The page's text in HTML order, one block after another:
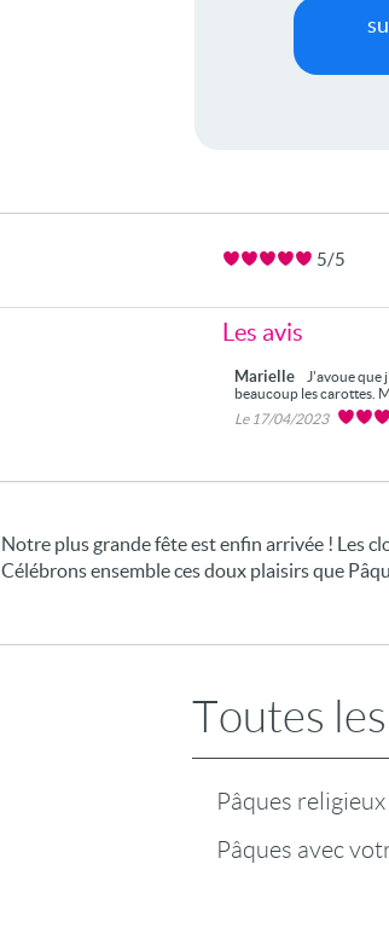
5/5
Les avis
Marielle
J'avoue que
beaucoup les carottes.
Le 17/04/2023
Notre plus grande fête est enfin arrivée ! Les
Célébrons ensemble ces doux plaisirs que
Toutes
Pâques religieux
Pâques avec